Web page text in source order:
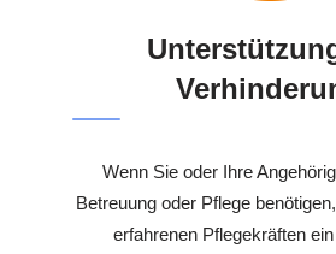
Wenn Sie oder Ihre
Betreuung oder Pflege
erfahrenen Pflegekräften